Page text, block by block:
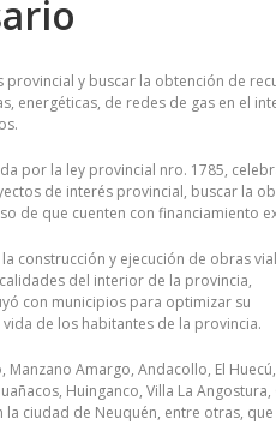
y buscar la obtención de
energéticas, de redes de gas en el
por la ley provincial nro. 1785,
de interés provincial, buscar la
de que cuenten con financiamiento
construcción y ejecución de obras
del interior de la provincia,
con municipios para optimizar su
de los habitantes de la provincia.
Amargo, Andacollo, El
Huinganco, Villa La Angostura,
la ciudad de Neuquén, entre otras, que